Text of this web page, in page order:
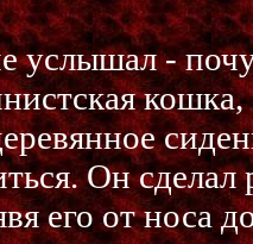
-
Он
его от носа